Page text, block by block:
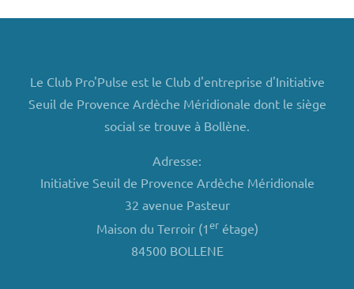
Le Club Pro'Pulse est le Club d'entreprise d'Initiative
Seuil de Provence Ardèche Méridionale dont le siège
social se trouve à Bollène.
Adresse:
Initiative Seuil de Provence Ardèche Méridionale
32 avenue Pasteur
Maison du Terroir (1erétage)
84500 BOLLENE